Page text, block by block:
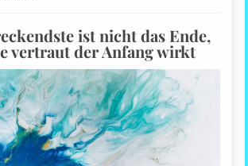
ist nicht das Ende,
vertraut der Anfang wirkt